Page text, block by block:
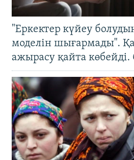
"Еркектер күйеу
моделін шығармады".
ажырасу қайта көбейді.